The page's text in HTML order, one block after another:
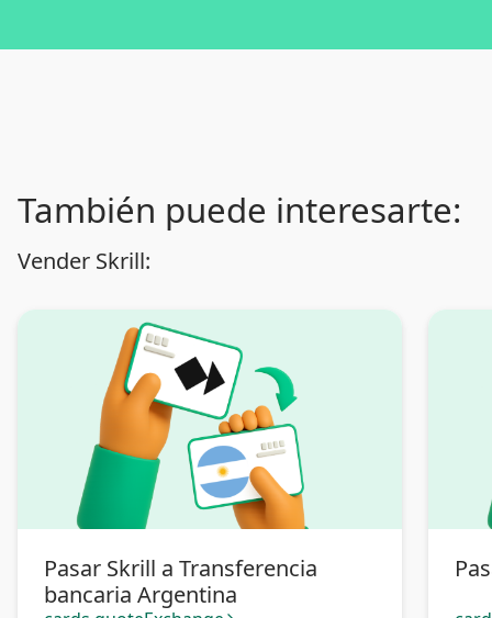
También puede interesarte:
Vender Skrill:
Pasar Skrill a Transferencia
bancaria Argentina